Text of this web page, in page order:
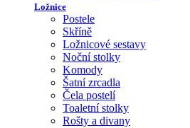
Ložnice
Postele
Skříně
Ložnicové sestavy
Noční stolky
Komody
Šatní zrcadla
Čela postelí
Toaletní stolky
Rošty a divany